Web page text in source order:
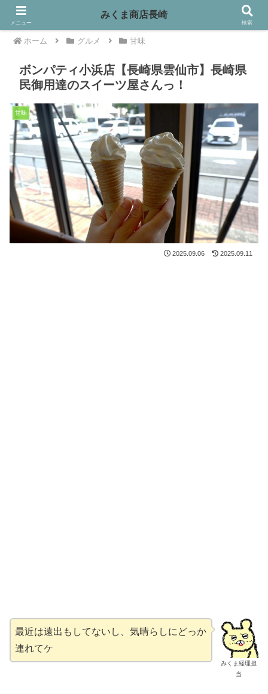
ホーム グルメ 甘味
ボンパティ小浜店【長崎県雲仙市】長崎県
民御用達のスイーツ屋さんっ！
甘味
2025.09.06 2025.09.11
みくま経理担
当
最近は遠出もしてないし、気晴らしにどっか
連れてケ
メニュー
みくま商店長崎
検索